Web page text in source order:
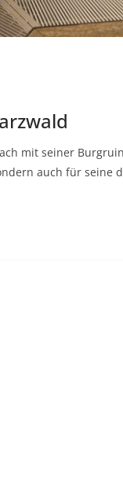
mit seiner
auch für seine